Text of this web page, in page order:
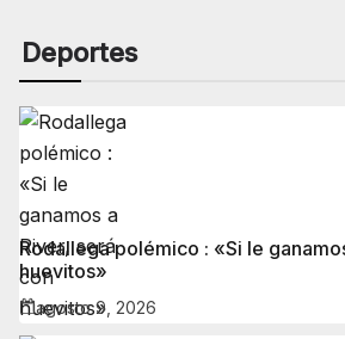
Deportes
Rodallega polémico : «Si le
huevitos»
agosto 9, 2026